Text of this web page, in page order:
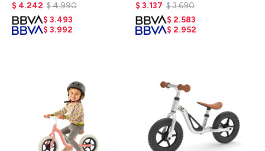
$ 4.242 $4.990
$ 3.493
$ 3.992
$ 3.137 $3.690
$ 2.583
$ 2.952